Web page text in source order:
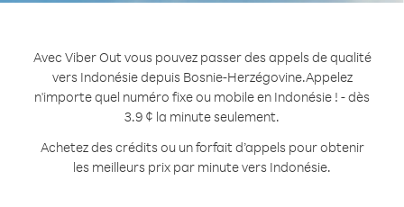
Avec Viber Out vous pouvez passer des appels de qualité
vers Indonésie depuis Bosnie-Herzégovine.Appelez
n'importe quel numéro fixe ou mobile en Indonésie ! - dès
3.9 ¢ la minute seulement.
Achetez des crédits ou un forfait d’appels pour obtenir
les meilleurs prix par minute vers Indonésie.